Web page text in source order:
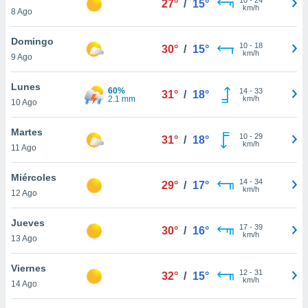
más
nuestra
y
de
disponible
cookies
aceptar
8 Ago
27° / 15°
km/h
Domingo
9 Ago
30° / 15° 10- 18
km/h
Lunes
10 Ago
60%
2.1 mm
31° / 18° 14- 33
km/h
Martes
11 Ago
31° / 18° 10- 29
km/h
Miércoles
12 Ago
29° / 17° 14- 34
km/h
Jueves
13 Ago
30° / 16° 17- 39
km/h
Viernes
14 Ago
32° / 15° 12- 31
km/h